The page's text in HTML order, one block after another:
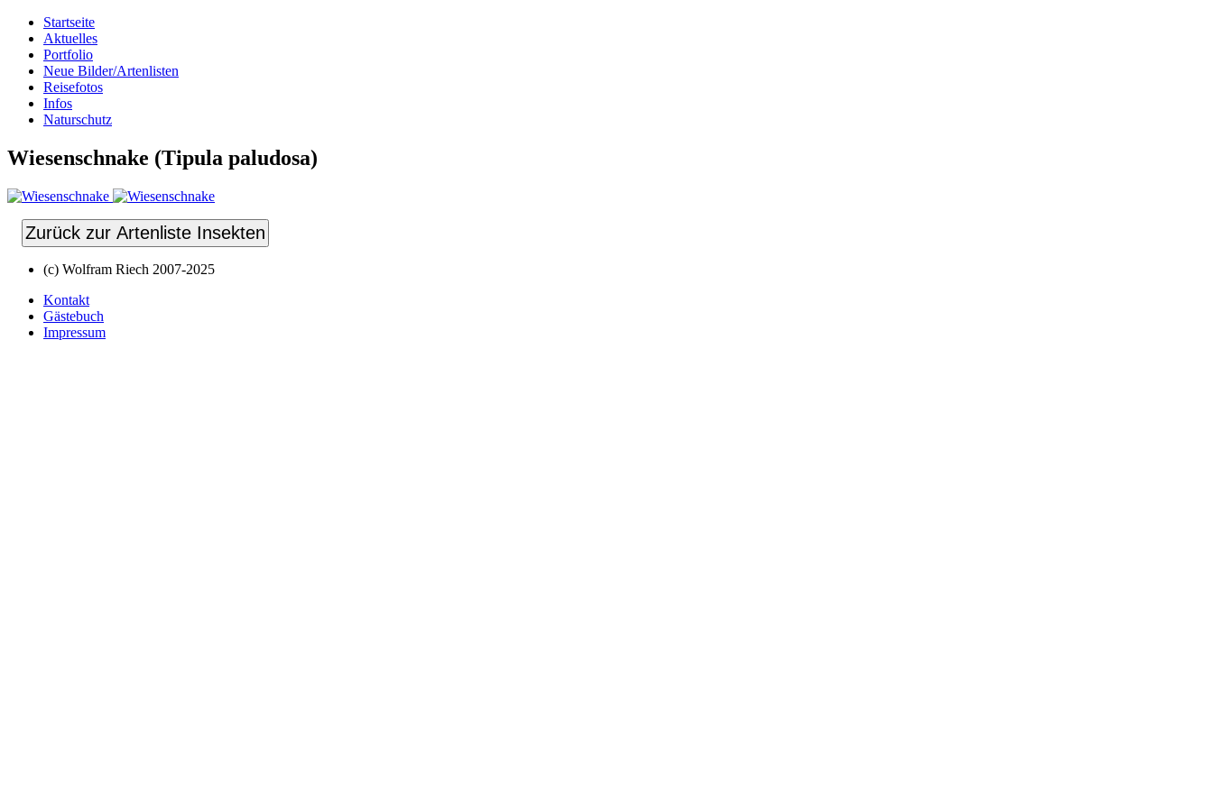
Startseite
Aktuelles
Portfolio
Neue Bilder/Artenlisten
Reisefotos
Infos
Naturschutz
Wiesenschnake (Tipula paludosa)
Zurück zur Artenliste Insekten
(c) Wolfram Riech 2007-2025
Kontakt
Gästebuch
Impressum